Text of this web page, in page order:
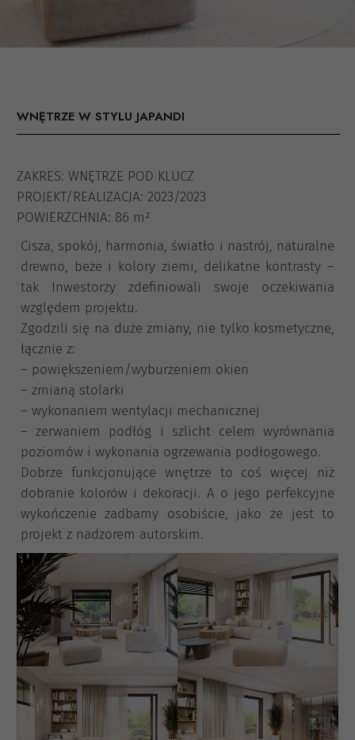
WNĘTRZE W STYLU JAPANDI
ZAKRES: WNĘTRZE POD KLUCZ
PROJEKT/REALIZACJA: 2023/2023
POWIERZCHNIA: 86 m²
Cisza, spokój, harmonia, światło i nastrój, naturalne
drewno, beże i kolory ziemi, delikatne kontrasty –
tak Inwestorzy zdefiniowali swoje oczekiwania
względem projektu.
Zgodzili się na duże zmiany, nie tylko kosmetyczne,
łącznie z:
– powiększeniem/wyburzeniem okien
– zmianą stolarki
– wykonaniem wentylacji mechanicznej
– zerwaniem podłóg i szlicht celem wyrównania
poziomów i wykonania ogrzewania podłogowego.
Dobrze funkcjonujące wnętrze to coś więcej niż
dobranie kolorów i dekoracji. A o jego perfekcyjne
wykończenie zadbamy osobiście, jako że jest to
projekt z nadzorem autorskim.